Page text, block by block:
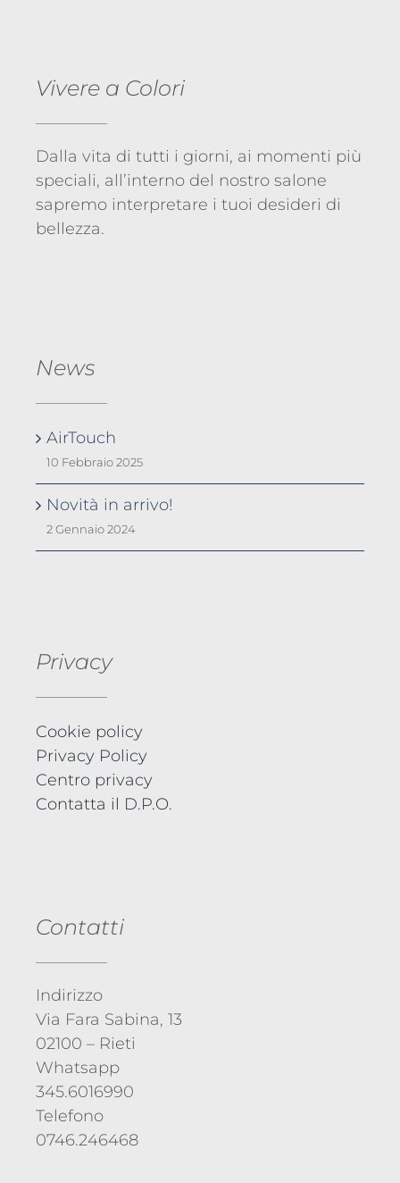
Vivere a Colori
Dalla vita di tutti i giorni, ai momenti più
speciali, all’interno del nostro salone
sapremo interpretare i tuoi desideri di
bellezza.
News
AirTouch
10 Febbraio 2025
Novità in arrivo!
2 Gennaio 2024
Privacy
Cookie policy
Privacy Policy
Centro privacy
Contatta il D.P.O.
Contatti
Indirizzo
Via Fara Sabina, 13
02100 – Rieti
Whatsapp
345.6016990
Telefono
0746.246468